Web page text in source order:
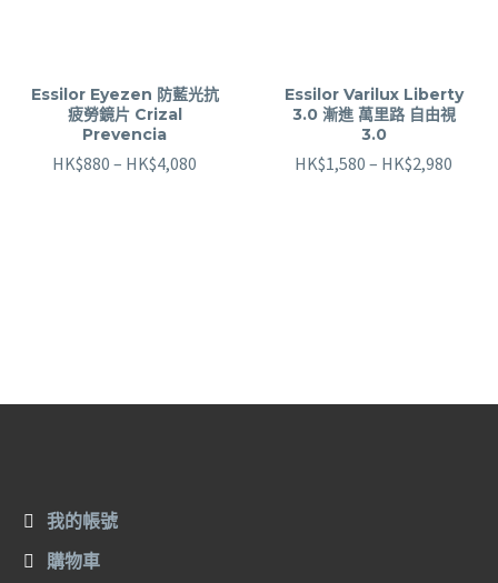
Essilor Eyezen 防藍光抗
疲勞鏡片 Crizal
Prevencia
HK$880 – HK$4,080
Essilor Varilux Liberty
3.0 漸進 萬里路 自由視
3.0
HK$1,580 – HK$2,980
我的帳號
購物車